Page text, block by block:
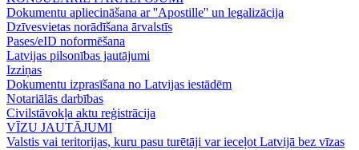
Dokumentu apliecināšana ar ''Apostille'' un legalizācija
Dzīvesvietas norādīšana ārvalstīs
Pases/eID noformēšana
Latvijas pilsonības jautājumi
Izziņas
Dokumentu izprasīšana no Latvijas iestādēm
Notariālās darbības
Civilstāvokļa aktu reģistrācija
VĪZU JAUTĀJUMI
Valstis vai teritorijas, kuru pasu turētāji var ieceļot Latvijā bez vīzas